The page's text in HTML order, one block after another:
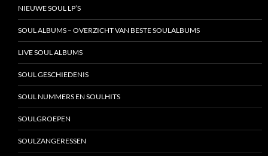
NIEUWE SOUL LP’S
SOUL ALBUMS – OVERZICHT VAN BESTE SOULALBUMS
LIVE SOUL ALBUMS
SOUL GESCHIEDENIS
SOUL NUMMERS EN SOULHITS
SOULGROEPEN
SOULZANGERESSEN